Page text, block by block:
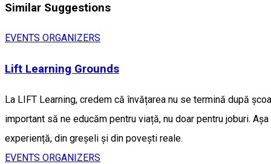
Similar Suggestions
EVENTS ORGANIZERS
Lift Learning Grounds
La LIFT Learning, credem că învățarea nu se termină după
important să ne educăm pentru viață, nu doar pentru joburi.
experiență, din greșeli și din povești reale.
EVENTS ORGANIZERS